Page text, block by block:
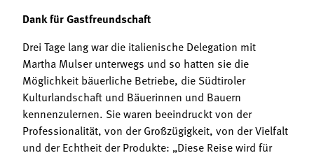
Dank für Gastfreundschaft
Drei Tage lang war die italienische Delegation mit
Martha Mulser unterwegs und so hatten sie die
Möglichkeit bäuerliche Betriebe, die Südtiroler
Kulturlandschaft und Bäuerinnen und Bauern
kennenzulernen. Sie waren beeindruckt von der
Professionalität, von der Großzügigkeit, von der Vielfalt
und der Echtheit der Produkte: „Diese Reise wird für